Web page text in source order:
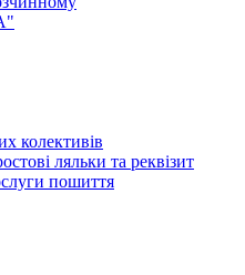
колективів
ляльки та реквізит
пошиття